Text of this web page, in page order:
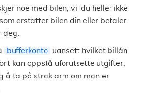
noe med bilen, vil du heller ikke
erstatter bilen din eller betaler
deg.
bufferkonto
uansett hvilket billån
kan oppstå uforutsette utgifter,
å ta på strak arm om man er